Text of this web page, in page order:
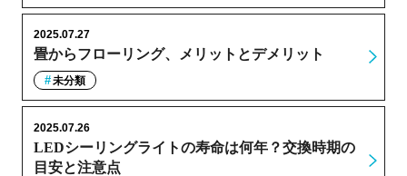
畳からフローリング、メリットとデメリット
2025.07.27
未分類
LEDシーリングライトの寿命は何年？交換時期の
目安と注意点
2025.07.26